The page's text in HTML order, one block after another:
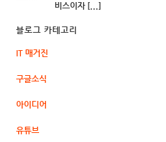
비스이자 [...]
블로그 카테고리
IT 매거진
구글소식
아이디어
유튜브